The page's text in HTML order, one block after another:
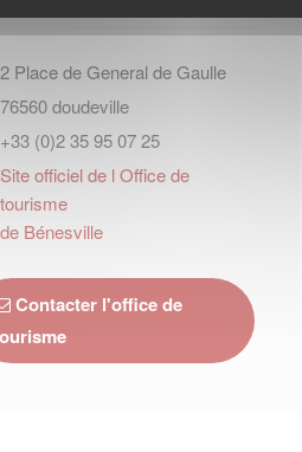
2 Place de General de Gaulle
76560doudeville
+33 (0)2 35 95 07 25
Site officiel de l Office de
tourisme
de Bénesville
Contacter l'office de